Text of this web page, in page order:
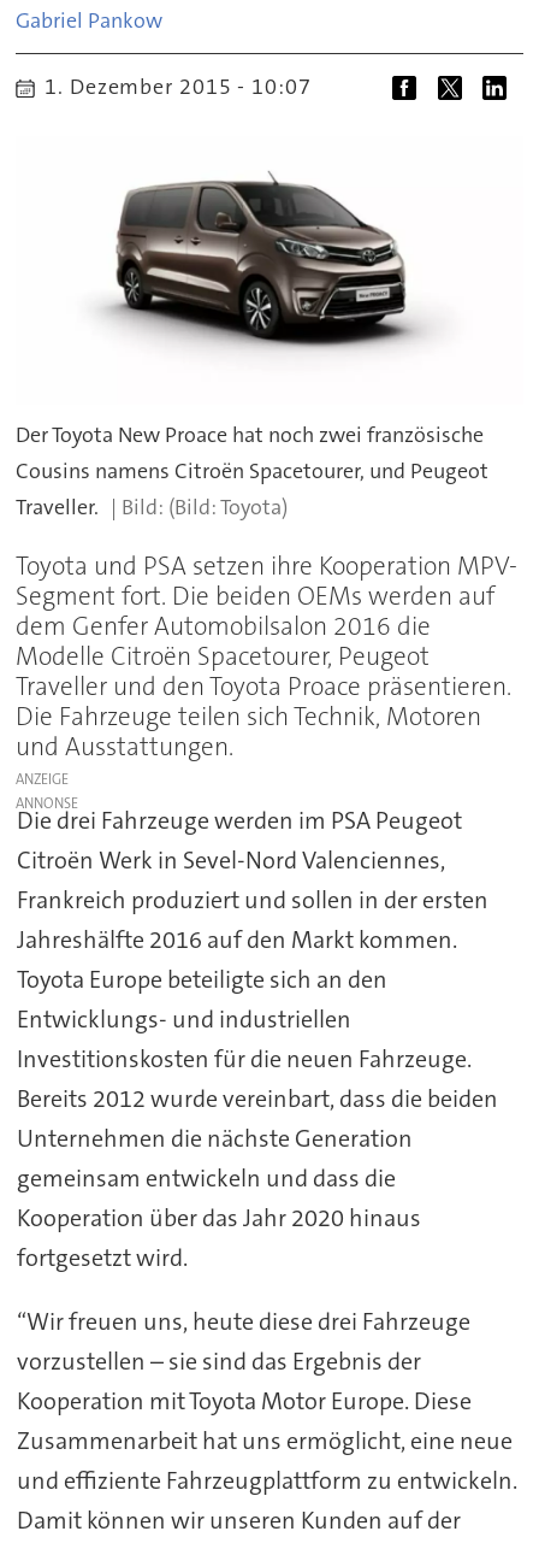
Gabriel Pankow
1. Dezember 2015 - 10:07
Der Toyota New Proace hat noch zwei französische
Cousins namens Citroën Spacetourer, und Peugeot
Traveller.
(Bild: Toyota)
Toyota und PSA setzen ihre Kooperation MPV-
Segment fort. Die beiden OEMs werden auf
dem Genfer Automobilsalon 2016 die
Modelle Citroën Spacetourer, Peugeot
Traveller und den Toyota Proace präsentieren.
Die Fahrzeuge teilen sich Technik, Motoren
und Ausstattungen.
ANZEIGE
Die drei Fahrzeuge werden im PSA Peugeot
Citroën Werk in Sevel-Nord Valenciennes,
Frankreich produziert und sollen in der ersten
Jahreshälfte 2016 auf den Markt kommen.
Toyota Europe beteiligte sich an den
Entwicklungs- und industriellen
Investitionskosten für die neuen Fahrzeuge.
Bereits 2012 wurde vereinbart, dass die beiden
Unternehmen die nächste Generation
gemeinsam entwickeln und dass die
Kooperation über das Jahr 2020 hinaus
fortgesetzt wird.
“Wir freuen uns, heute diese drei Fahrzeuge
vorzustellen – sie sind das Ergebnis der
Kooperation mit Toyota Motor Europe. Diese
Zusammenarbeit hat uns ermöglicht, eine neue
und effiziente Fahrzeugplattform zu entwickeln.
Damit können wir unseren Kunden auf der